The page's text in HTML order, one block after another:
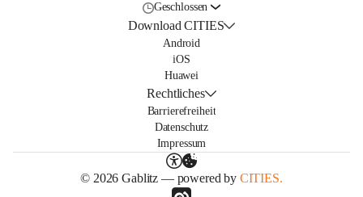
Geschlossen
Download CITIES
Android
iOS
Huawei
Rechtliches
Barrierefreiheit
Datenschutz
Impressum
© 2026 Gablitz — powered by CITIES.